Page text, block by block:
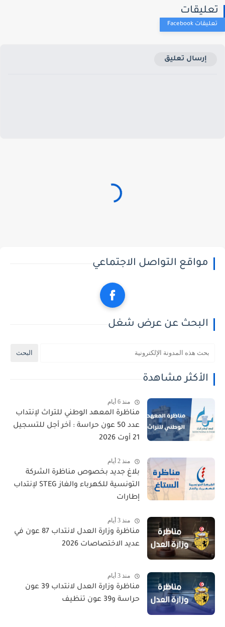
إرسال تعليق
مواقع التواصل الاجتماعي
البحث عن عرض شغل
الأكثر مشاهدة
منذ 6 أيام
مناظرة المعهد الوطني للتراث لإنتداب
عدد 50 عون حراسة : آخر أجل للتسجيل
21 أوت 2026
منذ 2 أيام
بلاغ جديد بخصوص مناظرة الشركة
التونسية للكهرباء والغاز STEG لإنتداب
إطارات
منذ 3 أيام
مناظرة وزارة العدل لانتداب 87 عون في
عديد الاختصاصات 2026
منذ 3 أيام
مناظرة وزارة العدل لانتداب 39 عون
حراسة و39 عون تنظيف